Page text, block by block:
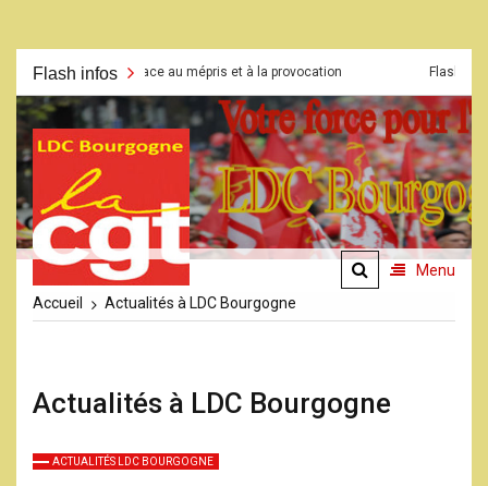
contenu
Flash infos
Grève face au mépris et à la provocation Flash CSE du 23
La CGT
LDC
Bourgogne
Menu
Accueil
Actualités à LDC Bourgogne
Actualités à LDC Bourgogne
ACTUALITÉS LDC BOURGOGNE